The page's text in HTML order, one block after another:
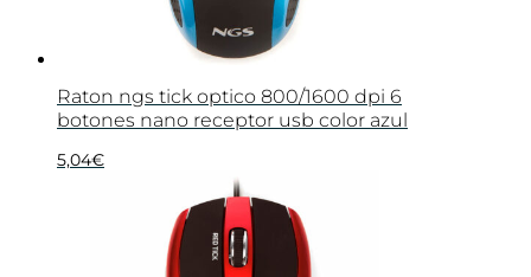
Raton ngs tick optico 800/1600 dpi 6
botones nano receptor usb color azul
5,04€